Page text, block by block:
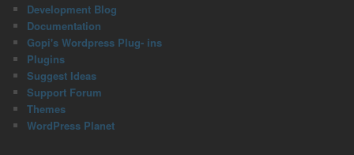
Development Blog
Documentation
Gopi's Wordpress Plug- ins
Plugins
Suggest Ideas
Support Forum
Themes
WordPress Planet